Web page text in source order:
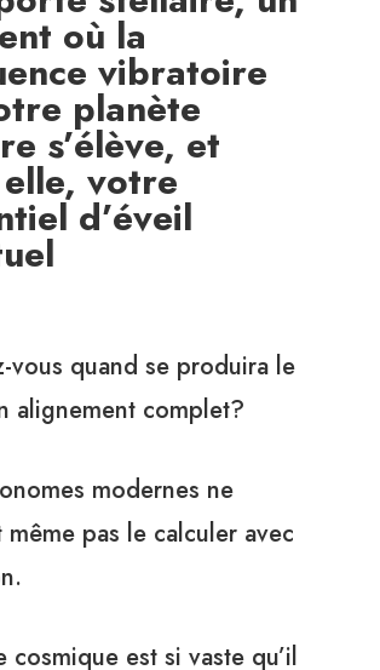
où la
vibratoire
planète
s’élève, et
votre
d’éveil
vous quand se produira le
alignement complet?
modernes ne
même pas le calculer avec
cosmique est si vaste qu’il